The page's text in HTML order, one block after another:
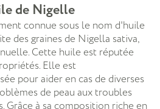
de Nigelle
connue sous le nom d'huile
des graines de Nigella sativa,
Cette huile est réputée
Elle est
pour aider en cas de diverses
de peau aux troubles
Grâce à sa composition riche en